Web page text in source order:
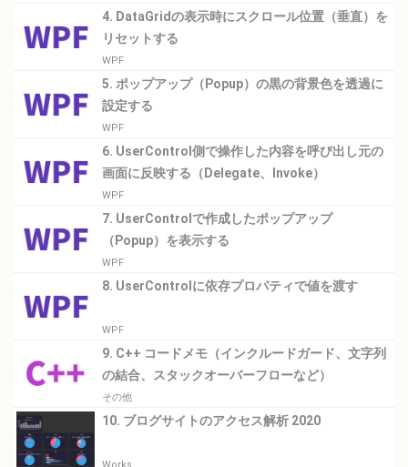
4. DataGridの表示時にスクロール位置（垂直）を
リセットする
WPF
5. ポップアップ（Popup）の黒の背景色を透過に
設定する
WPF
6. UserControl側で操作した内容を呼び出し元の
画面に反映する（Delegate、Invoke）
WPF
7. UserControlで作成したポップアップ
（Popup）を表示する
WPF
8. UserControlに依存プロパティで値を渡す
WPF
9. C++ コードメモ（インクルードガード、文字列
の結合、スタックオーバーフローなど）
その他
10. ブログサイトのアクセス解析 2020